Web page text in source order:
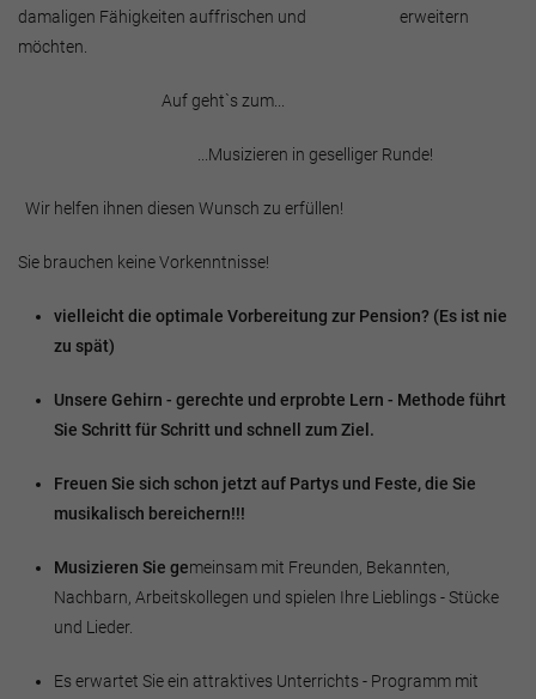
damaligen Fähigkeiten auffrischen und erweitern
möchten.
Auf geht`s zum...
...Musizieren in geselliger Runde!
Wir helfen ihnen diesen Wunsch zu erfüllen!
Sie brauchen keine Vorkenntnisse!
vielleicht die optimale Vorbereitung zur Pension? (Es ist nie
zu spät)
Unsere Gehirn - gerechte und erprobte Lern - Methode führt
Sie Schritt für Schritt und schnell zum Ziel.
Freuen Sie sich schon jetzt auf Partys und Feste, die Sie
musikalisch bereichern!!!
Musizieren Sie gemeinsam mit Freunden, Bekannten,
Nachbarn, Arbeitskollegen und spielen Ihre Lieblings - Stücke
und Lieder.
Es erwartet Sie ein attraktives Unterrichts - Programm mit